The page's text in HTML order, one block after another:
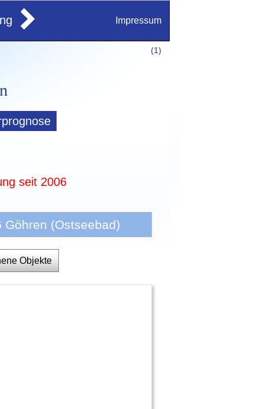
Impressum
(1)
seit 2006
(Ostseebad)
Objekte